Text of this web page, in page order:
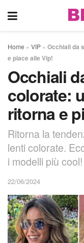
Home » VIP » Occhiali da
e piace alle Vip!
Occhiali
colorate:
ritorna e
Ritorna la
lenti colorate.
i modelli più cool!
22/06/2024